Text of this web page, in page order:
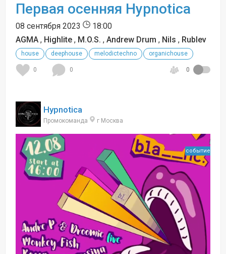
Первая осенняя Hypnotica
08 сентября 2023
18:00
AGMA , Highlite , M.O.S. , Andrew Drum , Nils , Rublev
house deephouse melodictechno organichouse
0 0 0
Hypnotica
Промокоманда г Москва
событие